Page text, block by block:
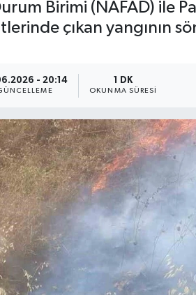
Birimi (NAFAD) ile
çıkan yangının
- 20:14 1 DK
OKUNMA SÜRESI